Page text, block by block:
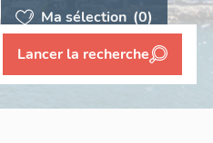
Ma sélection (0)
Lancer la recherche